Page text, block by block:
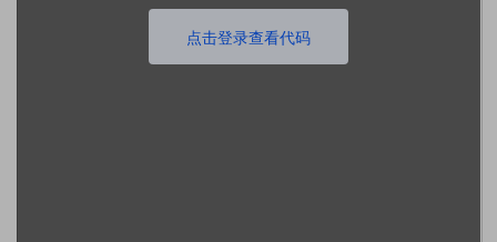
点击登录查看代码